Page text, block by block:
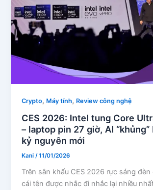
Crypto, Máy tính, Review công nghệ
CES 2026: Intel tung Core
– laptop pin 27 giờ, AI
kỷ nguyên mới
Kani/11/01/2026
Trên sân khấu CES 2026 rực sáng đèn
cái tên được nhắc đi nhắc lại nhiều